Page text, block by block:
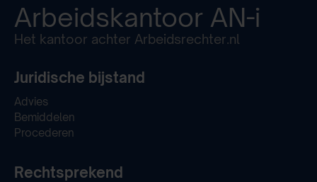
Arbeidskantoor AN-i
Het kantoor achter Arbeidsrechter.nl
Juridische bijstand
Advies
Bemiddelen
Procederen
Rechtsprekend